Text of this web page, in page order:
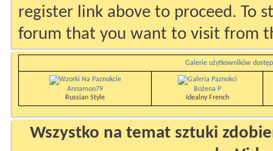
register link above to proceed. To
forum that you want to visit from
Galerie użytkowników
Annamon79
Russian Style
Bożena P
Idealny French
Wszystko na temat sztuki